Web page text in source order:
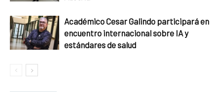
Académico Cesar Galindo participará en
encuentro internacional sobre IA y
estándares de salud